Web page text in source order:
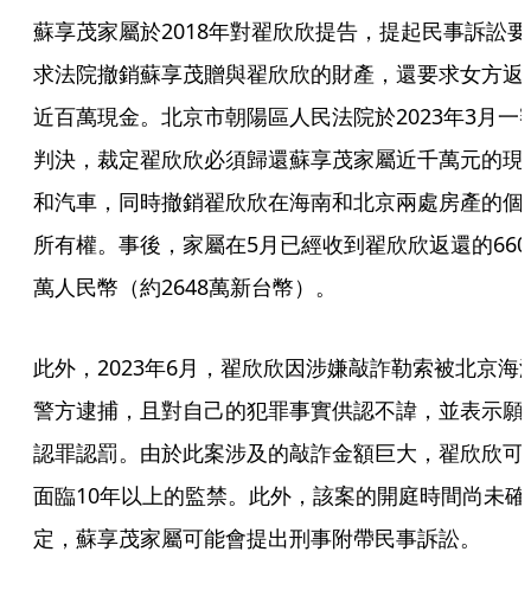
蘇享茂家屬於2018年對翟欣欣提告，提起民事訴訟要
求法院撤銷蘇享茂贈與翟欣欣的財產，還要求女方返
近百萬現金。北京市朝陽區人民法院於2023年3月一
判決，裁定翟欣欣必須歸還蘇享茂家屬近千萬元的現
和汽車，同時撤銷翟欣欣在海南和北京兩處房產的個
所有權。事後，家屬在5月已經收到翟欣欣返還的660
萬人民幣（約2648萬新台幣）。
此外，2023年6月，翟欣欣因涉嫌敲詐勒索被北京海
警方逮捕，且對自己的犯罪事實供認不諱，並表示願
認罪認罰。由於此案涉及的敲詐金額巨大，翟欣欣可
面臨10年以上的監禁。此外，該案的開庭時間尚未確
定，蘇享茂家屬可能會提出刑事附帶民事訴訟。